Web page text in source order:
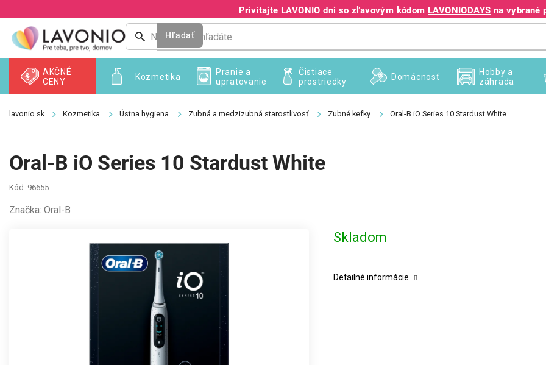
na
obsah
Privítajte LAVONIO dni so zľavovým kódom LAVONIODAYS na vybrané
+421 940 995 209
Hľadať
Kozmetika
AKČNÉ
CENY
Pranie a
upratovanie
Čistiace
prostriedky
Domácnosť
Hobby a
záhrada
Kozmetika Ústna hygiena Zubná a medzizubná starostlivosť Zubné kefky Oral-B iO Series 10 Stardust White
Oral-B iO Series 10 Stardust White
Kód: 96655
Značka: Oral-B
Skladom
Detailné informácie